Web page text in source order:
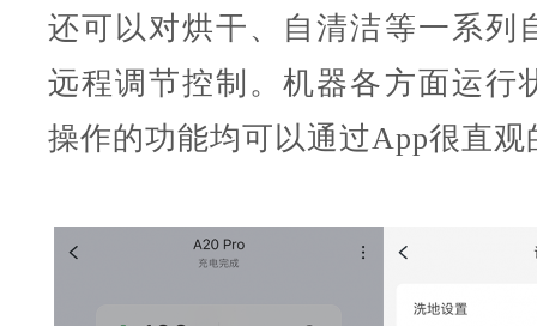
还可以对烘干、自清洁等一系列
远程调节控制。机器各方面运行
操作的功能均可以通过App很直观